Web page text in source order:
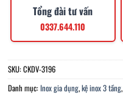
Tổng đài tư vấn
0337.644.110
SKU:CKDV-3196
Danh mục: Inox gia dụng,kệ inox 3 tầng,